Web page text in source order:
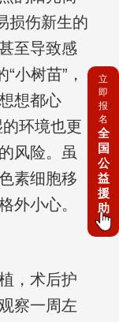
损伤新生的
至导致感
小树苗”，
想都心
环境也更
风险。虽
素细胞移
外小心。
，术后护
察一周左
立
即
报
名
全
国
公
益
援
助